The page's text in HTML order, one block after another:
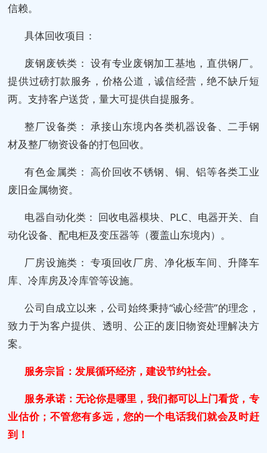
信赖。
具体回收项目：
废钢废铁类： 设有专业废钢加工基地，直供钢厂。
提供过磅打款服务，价格公道，诚信经营，绝不缺斤短
两。支持客户送货，量大可提供自提服务。
整厂设备类： 承接山东境内各类机器设备、二手钢
材及整厂物资设备的打包回收。
有色金属类： 高价回收不锈钢、铜、铝等各类工业
废旧金属物资。
电器自动化类： 回收电器模块、PLC、电器开关、自
动化设备、配电柜及变压器等（覆盖山东境内）。
厂房设施类： 专项回收厂房、净化板车间、升降车
库、冷库房及冷库管等设施。
公司自成立以来，公司始终秉持“诚心经营”的理念，
致力于为客户提供、透明、公正的废旧物资处理解决方
案。
服务宗旨：发展循环经济，建设节约社会。
服务承诺：无论你是哪里，我们都可以上门看货，专
业估价；不管您有多远，您的一个电话我们就会及时赶
到！